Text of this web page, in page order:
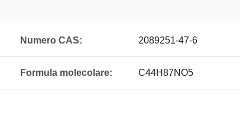
Numero CAS: 2089251-47-6
Formula molecolare: C44H87NO5